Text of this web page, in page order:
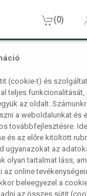
(cookie-t) és
teljes funkcionalitását,
az oldalt.
a weboldalunkat és
továbbfejlesztésre.
és az előre kitöltött
ugyanazokat az
olyan tartalmat láss,
az online
beleegyezel a
az összes sütit
(0)
karácsonyi - 4